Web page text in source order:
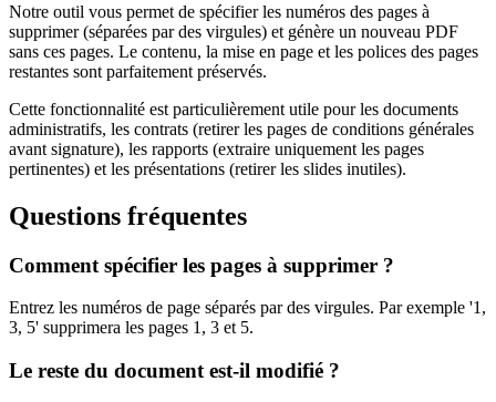
Notre outil vous permet de spécifier les numéros des pages à
supprimer (séparées par des virgules) et génère un nouveau PDF
sans ces pages. Le contenu, la mise en page et les polices des pages
restantes sont parfaitement préservés.
Cette fonctionnalité est particulièrement utile pour les documents
administratifs, les contrats (retirer les pages de conditions générales
avant signature), les rapports (extraire uniquement les pages
pertinentes) et les présentations (retirer les slides inutiles).
Questions fréquentes
Comment spécifier les pages à supprimer ?
Entrez les numéros de page séparés par des virgules. Par exemple '1,
3, 5' supprimera les pages 1, 3 et 5.
Le reste du document est-il modifié ?